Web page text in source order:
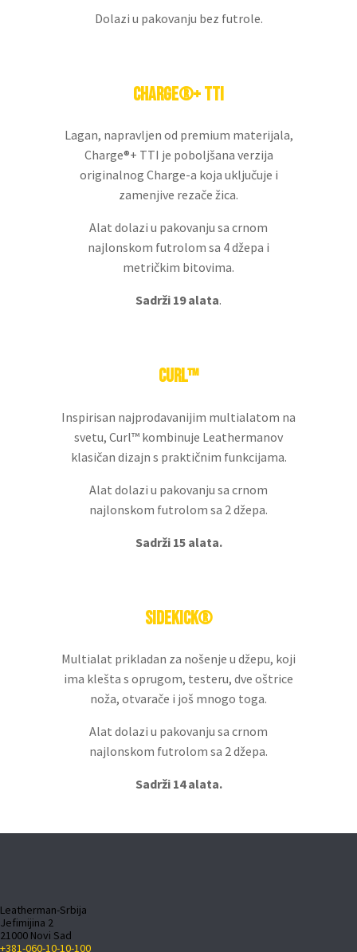
Dolazi u pakovanju bez futrole.
Charge®+ TTi
Lagan, napravljen od premium materijala,
Charge®+ TTI je poboljšana verzija
originalnog Charge-a koja uključuje i
zamenjive rezače žica.
Alat dolazi u pakovanju sa crnom
najlonskom futrolom sa 4 džepa i
metričkim bitovima.
Sadrži 19 alata.
CURL™
Inspirisan najprodavanijim multialatom na
svetu, Curl™ kombinuje Leathermanov
klasičan dizajn s praktičnim funkcijama.
Alat dolazi u pakovanju sa crnom
najlonskom futrolom sa 2 džepa.
Sadrži 15 alata.
Sidekick®
Multialat prikladan za nošenje u džepu, koji
ima klešta s oprugom, testeru, dve oštrice
noža, otvarače i još mnogo toga.
Alat dolazi u pakovanju sa crnom
najlonskom futrolom sa 2 džepa.
Sadrži 14 alata.
Leatherman-Srbija
Jefimijina 2
21000 Novi Sad
+381-060-10-10-100